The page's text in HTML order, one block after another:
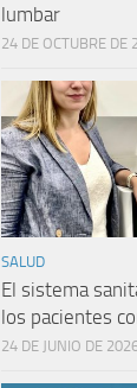
lumbar
24 DE OCTUBRE DE
SALUD
El sistema
los pacientes
24 DE JUNIO DE